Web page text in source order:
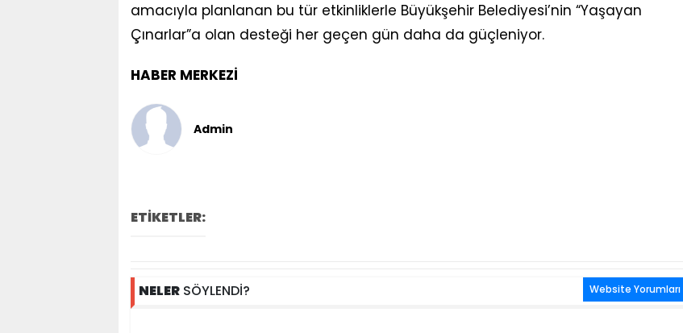
amacıyla planlanan bu tür etkinliklerle Büyükşehir Belediyesi’nin “Yaşayan
Çınarlar”a olan desteği her geçen gün daha da güçleniyor.
HABER MERKEZİ
Admin
ETİKETLER:
NELER SÖYLENDİ? Website Yorumları